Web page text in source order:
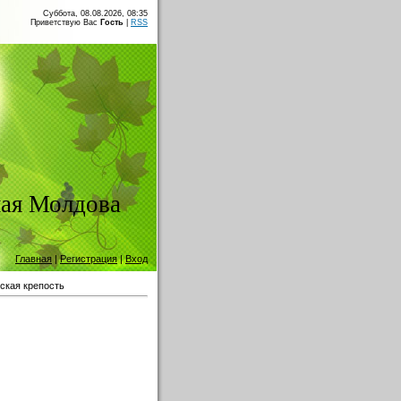
Суббота, 08.08.2026, 08:35
Приветствую Вас Гость RSS
Молдова
Главная |Регистрация|Вход
крепость